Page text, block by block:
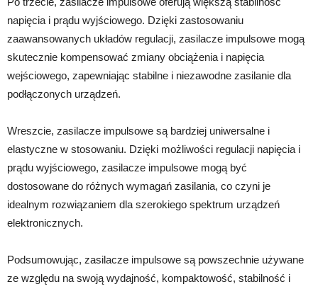
napięcia i prądu wyjściowego. Dzięki zastosowaniu
zaawansowanych układów regulacji, zasilacze impulsowe mogą
skutecznie kompensować zmiany obciążenia i napięcia
wejściowego, zapewniając stabilne i niezawodne zasilanie dla
podłączonych urządzeń.
Wreszcie, zasilacze impulsowe są bardziej uniwersalne i
elastyczne w stosowaniu. Dzięki możliwości regulacji napięcia i
prądu wyjściowego, zasilacze impulsowe mogą być
dostosowane do różnych wymagań zasilania, co czyni je
idealnym rozwiązaniem dla szerokiego spektrum urządzeń
elektronicznych.
Podsumowując, zasilacze impulsowe są powszechnie używane
ze względu na swoją wydajność, kompaktowość, stabilność i